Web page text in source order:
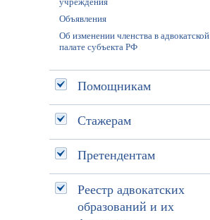
Объявления
Об изменении членства в адвокатской
палате субъекта РФ
Помощникам
Стажерам
Претендентам
Реестр адвокатских
образований и их